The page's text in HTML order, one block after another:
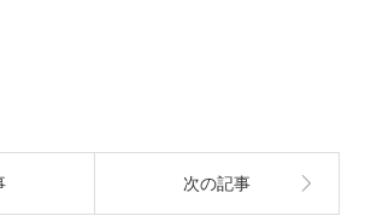
次の記事